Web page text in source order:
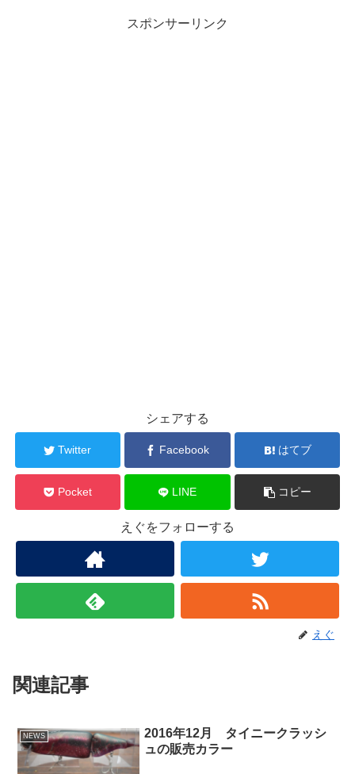
スポンサーリンク
シェアする
Twitter Facebook はてブ
Pocket LINE コピー
えぐをフォローする
えぐ
関連記事
NEWS
2016年12月 タイニークラッシ
ュの販売カラー